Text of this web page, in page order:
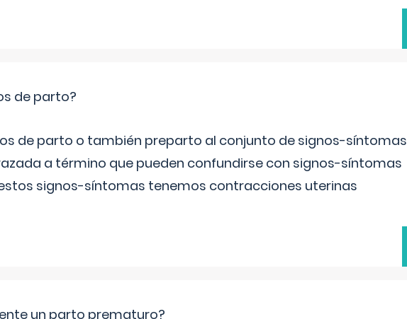
de parto?
de parto o también preparto al conjunto de signos-síntomas
a término que pueden confundirse con signos-síntomas
signos-síntomas tenemos contracciones uterinas
un parto prematuro?